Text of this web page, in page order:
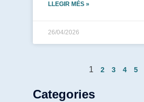
LLEGIR MÉS »
26/04/2026
1 2 3 4 5
Categories